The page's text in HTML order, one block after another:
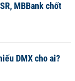
MBBank chốt
DMX cho ai?